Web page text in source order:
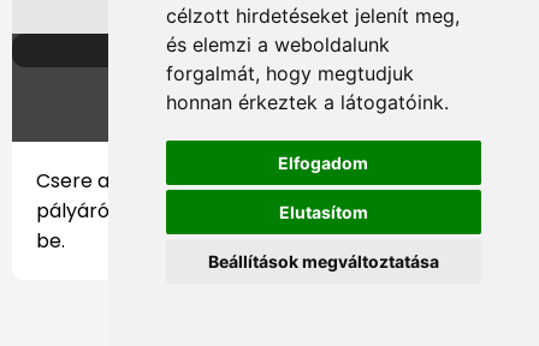
célzott hirdetéseket jelenít meg,
és elemzi a weboldalunk
forgalmát, hogy megtudjuk
honnan érkeztek a látogatóink.
Elfogadom
Elutasítom
Beállítások megváltoztatása
70. perc
▼▲
Csere az ellenfélnél:Alâksandr Kul'čyjött le a
pályáról, és a helyére
Alâksandr Hrapkoŭski
be.